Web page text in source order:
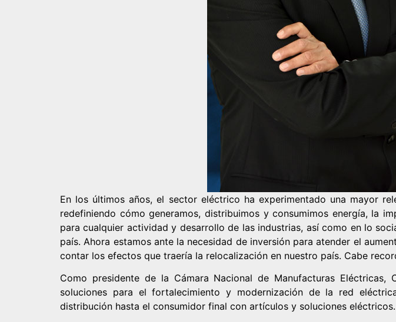
En los últimos años, el sector eléctrico ha experimentado una mayor
redefiniendo cómo generamos, distribuimos y consumimos energía, la
para cualquier actividad y desarrollo de las industrias, así como en lo
país. Ahora estamos ante la necesidad de inversión para atender el
contar los efectos que traería la relocalización en nuestro país. Cabe
Como presidente de la Cámara Nacional de Manufacturas
soluciones para el fortalecimiento y modernización de la red
distribución hasta el consumidor final con artículos y soluciones eléctricos.